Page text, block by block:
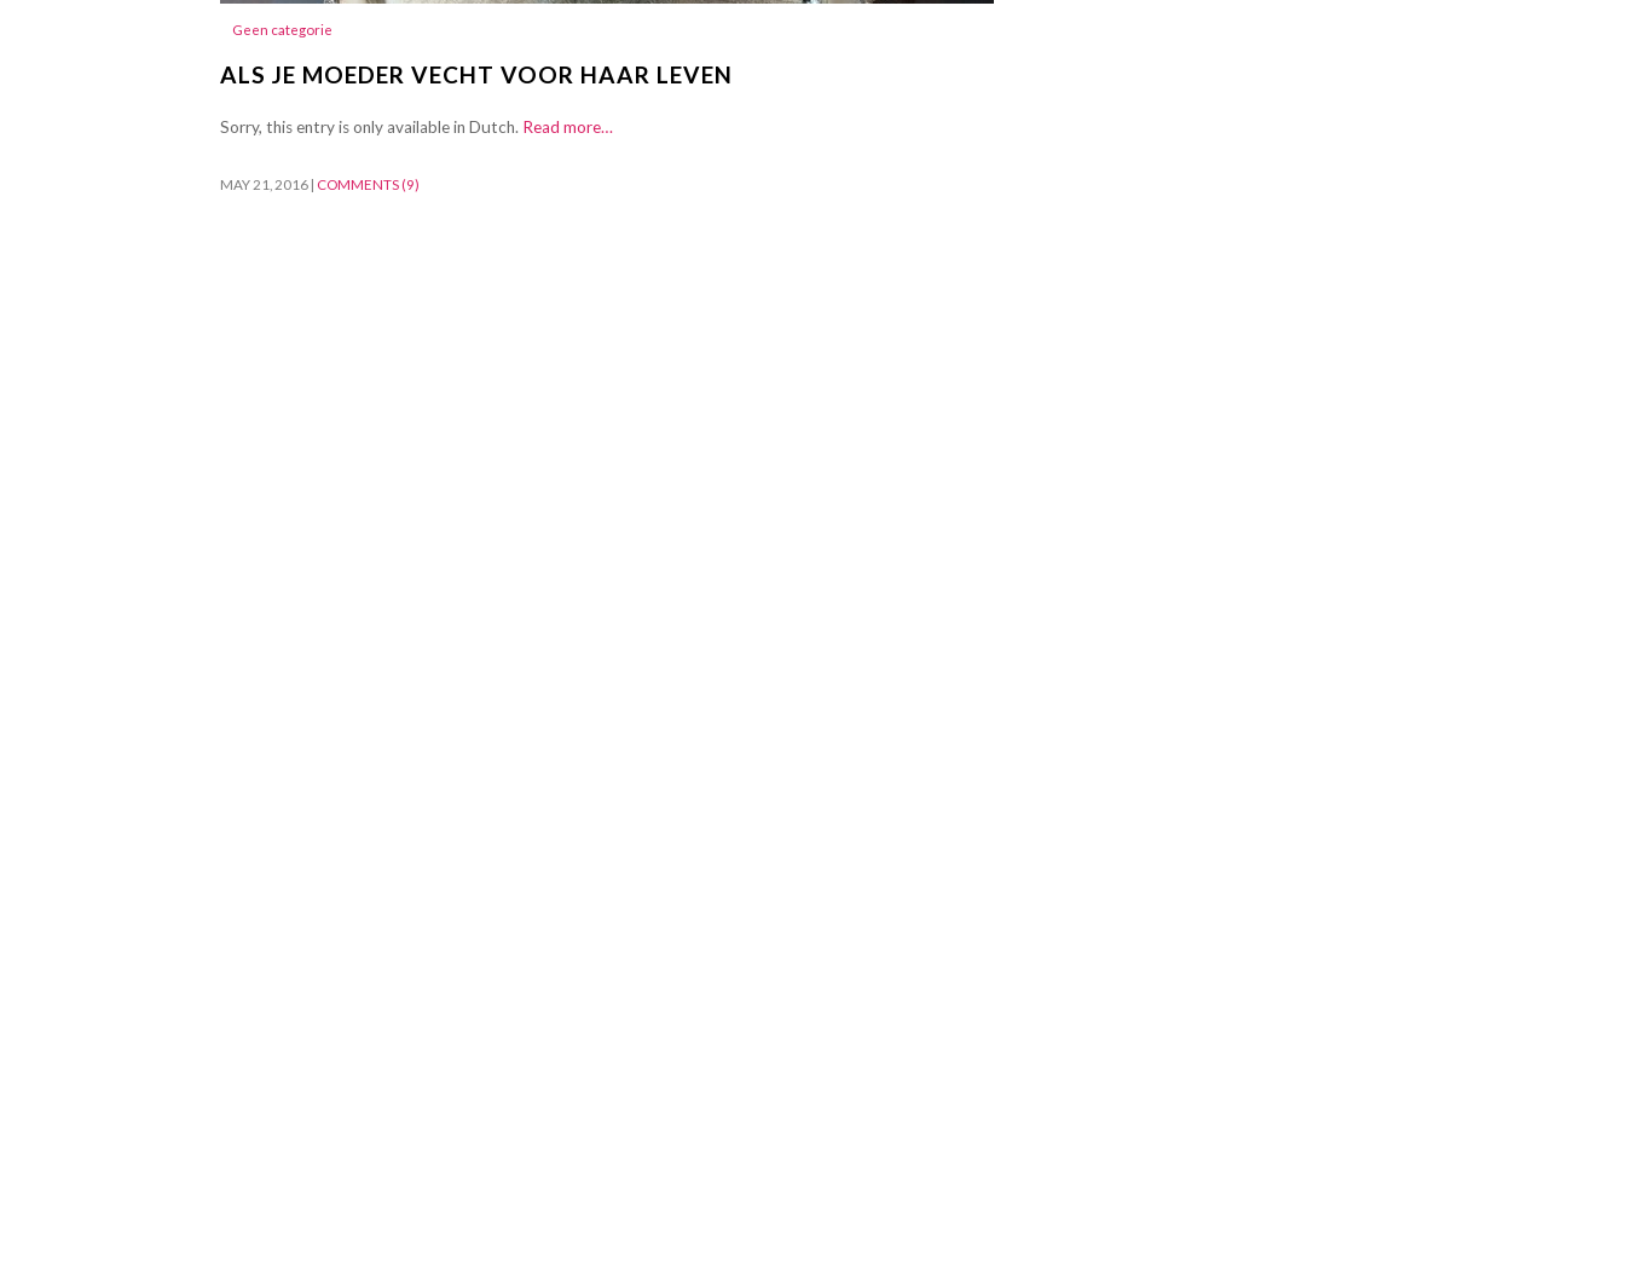
Geen categorie
ALS JE MOEDER VECHT VOOR HAAR LEVEN
Sorry, this entry is only available in Dutch. Read more…
MAY 21, 2016 | COMMENTS (9)